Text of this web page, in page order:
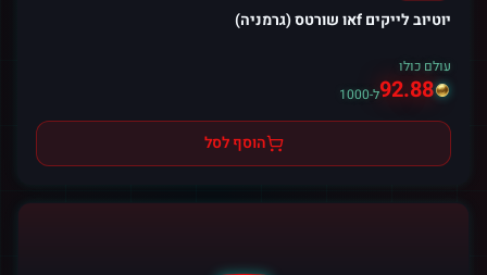
יוטיוב לייקים fאו שורטס (גרמניה)
עולם כולו
92.88ל-1000
הוסף לסל